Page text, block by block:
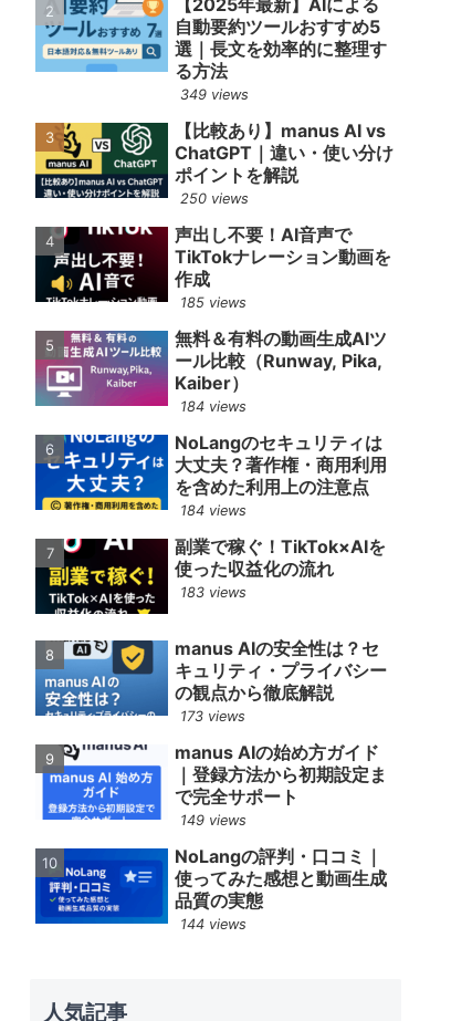
【2025年最新】AIによる
自動要約ツールおすすめ5
選｜長文を効率的に整理す
る方法
349 views
【比較あり】manus AI vs
ChatGPT｜違い・使い分け
ポイントを解説
250 views
声出し不要！AI音声で
TikTokナレーション動画を
作成
185 views
無料＆有料の動画生成AIツ
ール比較（Runway, Pika,
Kaiber）
184 views
NoLangのセキュリティは
大丈夫？著作権・商用利用
を含めた利用上の注意点
184 views
副業で稼ぐ！TikTok×AIを
使った収益化の流れ
183 views
manus AIの安全性は？セ
キュリティ・プライバシー
の観点から徹底解説
173 views
manus AIの始め方ガイド
｜登録方法から初期設定ま
で完全サポート
149 views
NoLangの評判・口コミ｜
使ってみた感想と動画生成
品質の実態
144 views
人気記事